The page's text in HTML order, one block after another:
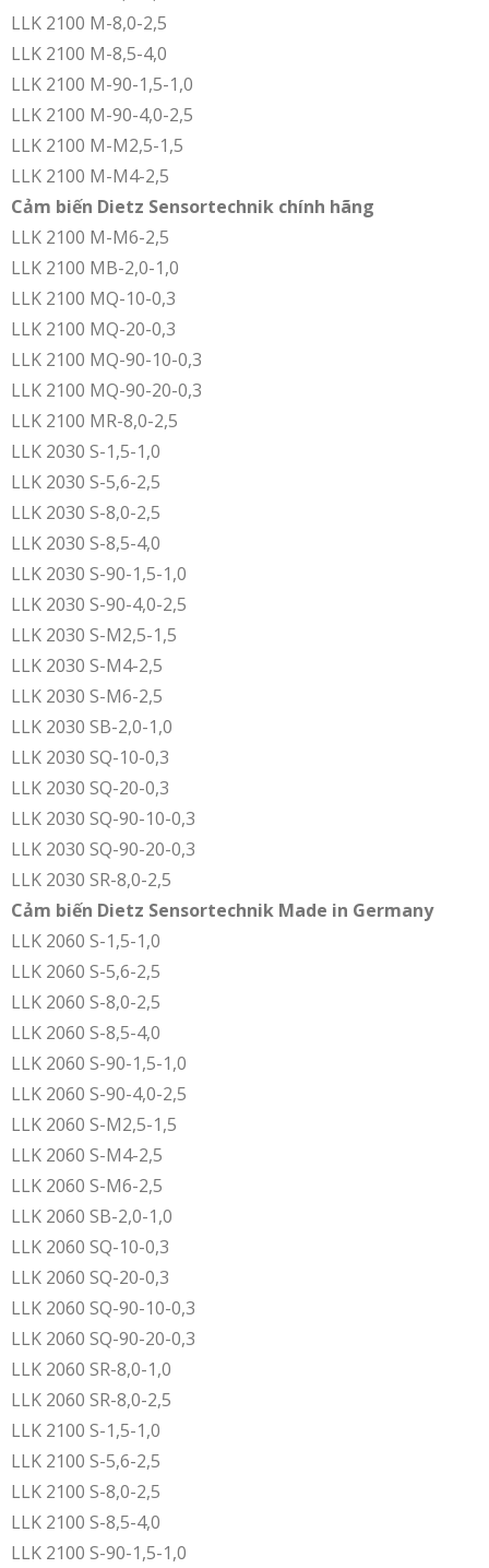
LLK 2100 M-8,0-2,5
LLK 2100 M-8,5-4,0
LLK 2100 M-90-1,5-1,0
LLK 2100 M-90-4,0-2,5
LLK 2100 M-M2,5-1,5
LLK 2100 M-M4-2,5
Cảm biến Dietz Sensortechnik chính hãng
LLK 2100 M-M6-2,5
LLK 2100 MB-2,0-1,0
LLK 2100 MQ-10-0,3
LLK 2100 MQ-20-0,3
LLK 2100 MQ-90-10-0,3
LLK 2100 MQ-90-20-0,3
LLK 2100 MR-8,0-2,5
LLK 2030 S-1,5-1,0
LLK 2030 S-5,6-2,5
LLK 2030 S-8,0-2,5
LLK 2030 S-8,5-4,0
LLK 2030 S-90-1,5-1,0
LLK 2030 S-90-4,0-2,5
LLK 2030 S-M2,5-1,5
LLK 2030 S-M4-2,5
LLK 2030 S-M6-2,5
LLK 2030 SB-2,0-1,0
LLK 2030 SQ-10-0,3
LLK 2030 SQ-20-0,3
LLK 2030 SQ-90-10-0,3
LLK 2030 SQ-90-20-0,3
LLK 2030 SR-8,0-2,5
Cảm biến Dietz Sensortechnik Made in Germany
LLK 2060 S-1,5-1,0
LLK 2060 S-5,6-2,5
LLK 2060 S-8,0-2,5
LLK 2060 S-8,5-4,0
LLK 2060 S-90-1,5-1,0
LLK 2060 S-90-4,0-2,5
LLK 2060 S-M2,5-1,5
LLK 2060 S-M4-2,5
LLK 2060 S-M6-2,5
LLK 2060 SB-2,0-1,0
LLK 2060 SQ-10-0,3
LLK 2060 SQ-20-0,3
LLK 2060 SQ-90-10-0,3
LLK 2060 SQ-90-20-0,3
LLK 2060 SR-8,0-1,0
LLK 2060 SR-8,0-2,5
LLK 2100 S-1,5-1,0
LLK 2100 S-5,6-2,5
LLK 2100 S-8,0-2,5
LLK 2100 S-8,5-4,0
LLK 2100 S-90-1,5-1,0